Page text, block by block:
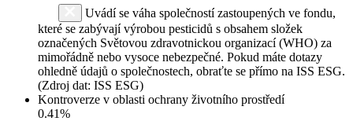
Uvádí se váha společností zastoupených ve fondu,
které se zabývají výrobou pesticidů s obsahem složek
označených Světovou zdravotnickou organizací (WHO) za
mimořádně nebo vysoce nebezpečné. Pokud máte dotazy
ohledně údajů o společnostech, obraťte se přímo na ISS ESG.
(Zdroj dat: ISS ESG)
Kontroverze v oblasti ochrany životního prostředí
0.41%